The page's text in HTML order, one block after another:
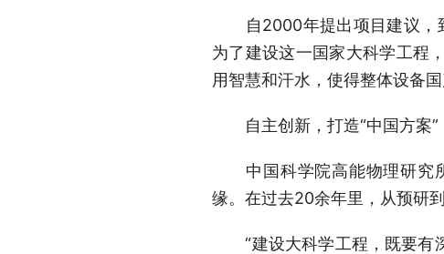
自2000年提出项目建议，到
为了建设这一国家大科学工程
用智慧和汗水，使得整体设备
自主创新，打造“中国方案”
中国科学院高能物理研究所
缘。在过去20余年里，从预研
“建设大科学工程，既要有深